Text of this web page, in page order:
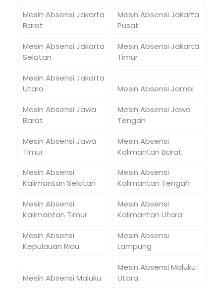
Mesin Absensi Jakarta
Barat
Mesin Absensi Jakarta
Pusat
Mesin Absensi Jakarta
Selatan
Mesin Absensi Jakarta
Timur
Mesin Absensi Jakarta
Utara
Mesin Absensi Jambi
Mesin Absensi Jawa
Barat
Mesin Absensi Jawa
Tengah
Mesin Absensi Jawa
Timur
Mesin Absensi
Kalimantan Barat
Mesin Absensi
Kalimantan Selatan
Mesin Absensi
Kalimantan Tengah
Mesin Absensi
Kalimantan Timur
Mesin Absensi
Kalimantan Utara
Mesin Absensi
Kepulauan Riau
Mesin Absensi
Lampung
Mesin Absensi Maluku
Mesin Absensi Maluku
Utara